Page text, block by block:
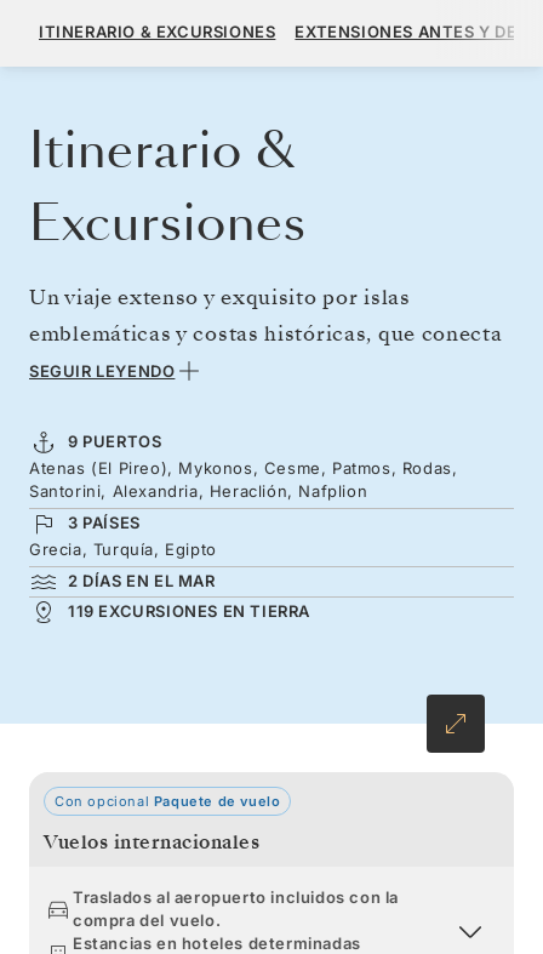
8720 US$
ITINERARIO & EXCURSIONES EXTENSIONES ANTES Y
Itinerario &
Excursiones
Un viaje extenso y exquisito por islas
emblemáticas y costas históricas, que conecta
múltiples continentes y culturas. La costa
salpicadas de windsurfistas, mientras que el
espíritu cosmopolita de Patmos cautiva a los
visitantes. Navegue hacia el sur hasta las
antiguas maravillas de Alejandría, en Egipto,
antes de disfrutar de un impresionante broche
final: explore cada rincón la icónica Santorini
minoica enterrada en Heraclión y saboree la
belleza poética de Nauplia.
SEGUIR LEYENDO
9 PUERTOS
Atenas (El Pireo), Mykonos, Cesme, Patmos, Rodas,
Santorini, Alexandria, Heraclión, Nafplion
3 PAÍSES
Grecia, Turquía, Egipto
2 DÍAS EN EL MAR
119 EXCURSIONES EN TIERRA
Con opcional Paquete de vuelo
Vuelos internacionales
Traslados al aeropuerto incluidos con la
compra del vuelo.
Estancias en hoteles determinadas